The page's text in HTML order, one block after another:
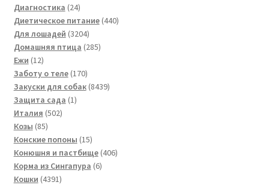
Диагностика 2424
товара
Диетическое питание 440440
Для лошадей 32043204
товара
Домашняя птица 285285
Ежи 1212
товаров
Заботу о теле 170170
товаров
Закуски для собак 84398439
Защита сада 11
Италия 502502
Козы 8585
товаров
Конские попоны 1515
товаров
Конюшня и пастбище 406406
Корма из Сингапура 66
Кошки 43914391